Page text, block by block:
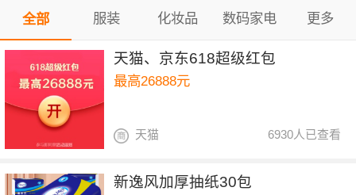
全部 服装 化妆品 数码家电 更多
天猫、京东618超级红包
最高26888元
6930人已查看
天猫
新逸风加厚抽纸30包